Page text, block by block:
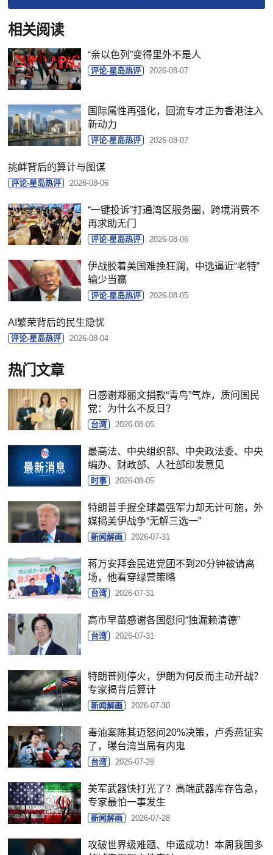
相关阅读
“亲以色列”变得里外不是人
评论-星岛热评 2026-08-07
国际属性再强化，回流专才正为香港注入
新动力
评论-星岛热评 2026-08-07
挑衅背后的算计与图谋
评论-星岛热评 2026-08-06
“一键投诉”打通湾区服务圈，跨境消费不
再求助无门
评论-星岛热评 2026-08-06
伊战胶着美国难挽狂澜，中选逼近“老特”
输少当赢
评论-星岛热评 2026-08-05
AI繁荣背后的民生隐忧
评论-星岛热评 2026-08-04
热门文章
日感谢郑丽文捐款“青鸟”气炸，质问国民
党：为什么不反日？
台湾 2026-08-05
最高法、中央组织部、中央政法委、中央
编办、财政部、人社部印发意见
时事 2026-08-05
特朗普手握全球最强军力却无计可施，外
媒揭美伊战争“无解三选一”
新闻解画 2026-07-31
蒋万安拜会民进党团不到20分钟被请离
场，他看穿绿营策略
台湾 2026-07-31
高市早苗感谢各国慰问“独漏赖清德”
台湾 2026-07-31
特朗普刚停火，伊朗为何反而主动开战？
专家揭背后算计
新闻解画 2026-07-30
毒油案陈其迈怒问20%决策，卢秀燕证实
了，曝台湾当局有内鬼
台湾 2026-07-28
美军武器快打光了？高端武器库存告急，
专家最怕一事发生
新闻解画 2026-07-28
攻破世界级难题、申遗成功！本周我国多